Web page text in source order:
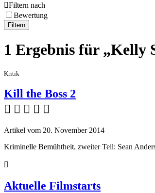
Filtern nach
Bewertung
Filtern
1 Ergebnis für „Kelly
Kritik
Kill the Boss 2
    
Artikel vom 20. November 2014
Kriminelle Bemühtheit, zweiter Teil: Sean

Aktuelle Filmstarts